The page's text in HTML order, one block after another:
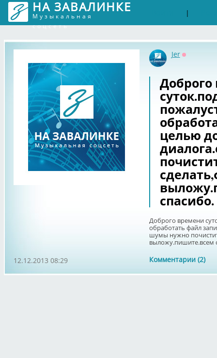
НА ЗАВАЛИНКЕ
Музыкальная
соцсеть
|
Jer
целью
спасибо.
Доброго времени
обработать файл
шумы нужно
выложу.пишите.всем
Комментарии (2)
12.12.2013 08:29